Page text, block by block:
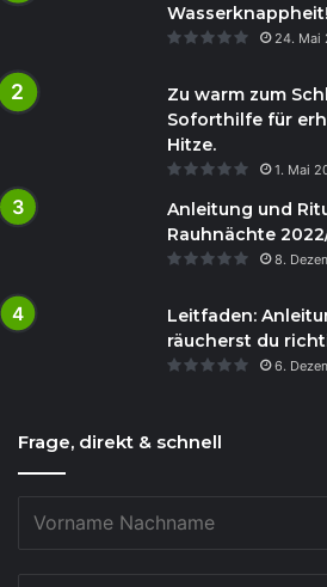
Wasserknappheit!
24. Mai
Zu warm zum
Soforthilfe für
Hitze.
1. Mai
Anleitung und
Rauhnächte
8.
Leitfaden:
räucherst du
6.
Frage, direkt & schnell